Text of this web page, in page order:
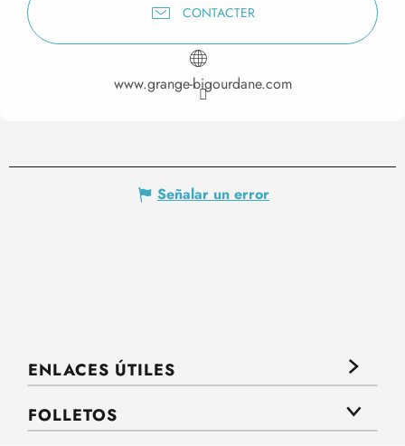
CONTACTER
www.grange-bigourdane.com
Señalar un error
ENLACES ÚTILES
FOLLETOS